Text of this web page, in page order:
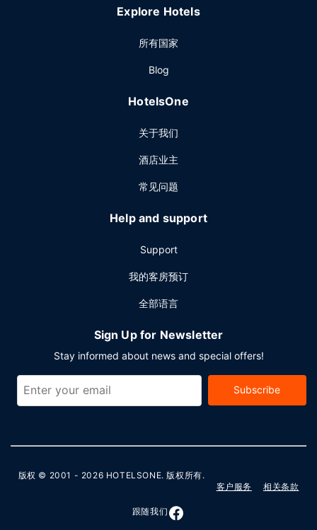
Explore Hotels
所有国家
Blog
HotelsOne
关于我们
酒店业主
常见问题
Help and support
Support
我的客房预订
全部语言
Sign Up for Newsletter
Stay informed about news and special offers!
Subscribe
版权 © 2001 - 2026 HOTELSONE. 版权所有.
客户服务
相关条款
跟随我们